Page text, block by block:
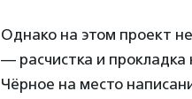
Однако на этом проект
— расчистка и прокладка
Чёрное на место